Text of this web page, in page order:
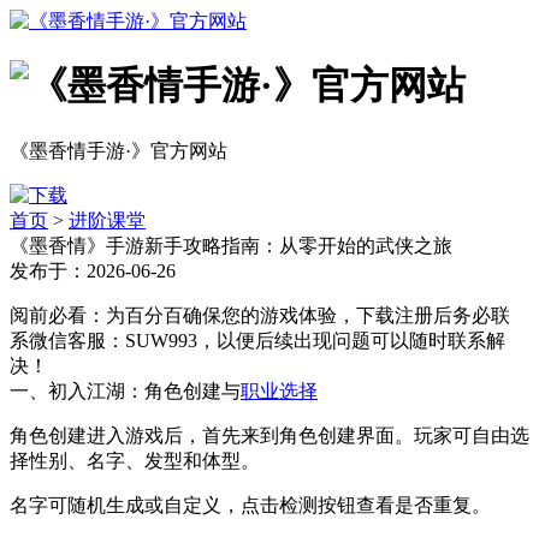
《墨香情手游·》官方网站
首页 > 进阶课堂
《墨香情》手游新手攻略指南：从零开始的武侠之旅
发布于：2026-06-26
阅前必看：为百分百确保您的游戏体验，下载注册后务必联
系微信客服：SUW993，以便后续出现问题可以随时联系解
决！
一、初入江湖：角色创建与职业选择
角色创建进入游戏后，首先来到角色创建界面。玩家可自由选
择性别、名字、发型和体型。
名字可随机生成或自定义，点击检测按钮查看是否重复。